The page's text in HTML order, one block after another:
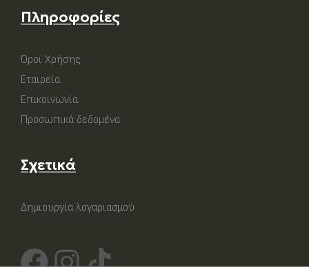
Πληροφορίες
Όροι Χρήσης
Εταιρεία
Επικοινωνία
Προσωπικά δεδομένα
Σχετικά
Δημιουργία λογαριασμού